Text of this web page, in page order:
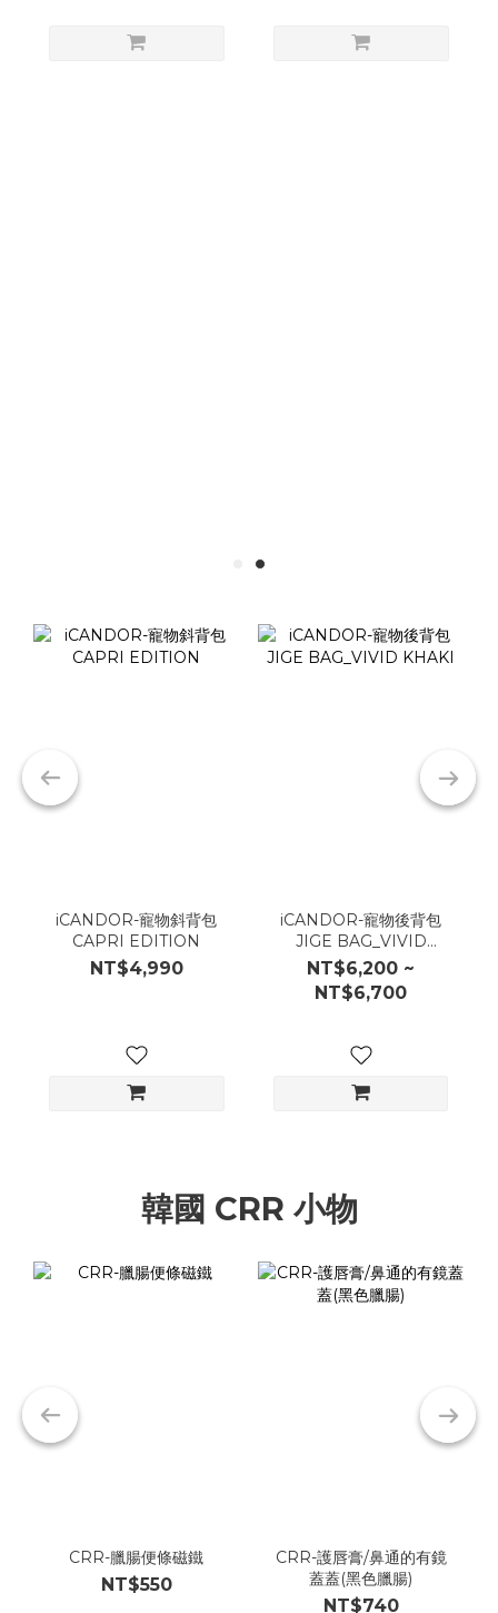
iCANDOR-寵物斜背包
CAPRI EDITION
NT$4,990
iCANDOR-寵物後背包
JIGE BAG_VIVID
KHAKI
NT$6,200 ~
NT$6,700
韓國 CRR 小物
CRR-臘腸便條磁鐵
NT$550
CRR-護唇膏/鼻通的有鏡
蓋蓋(黑色臘腸)
NT$740